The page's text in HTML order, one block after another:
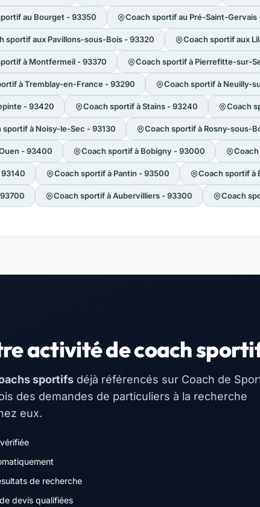
au Bourget - 93350 Coach sportif au Pré-Saint-Gervais
sportif aux Pavillons-sous-Bois - 93320 Coach sportif aux
à Montfermeil - 93370 Coach sportif à Pierrefitte-sur-
à Tremblay-en-France - 93290 Coach sportif à Neuilly-
- 93420 Coach sportif à Stains - 93240 Coach
sportif à Noisy-le-Sec - 93130 Coach sportif à Rosny-sous-
- 93400 Coach sportif à Bobigny - 93000
Coach sportif à Pantin - 93500 Coach sportif à
Coach sportif à Aubervilliers - 93300 Coach
activité de coach
sportifs déjà référencés sur Coach de
des demandes de particuliers à la recherche
eux.
de recherche
devis qualifiées